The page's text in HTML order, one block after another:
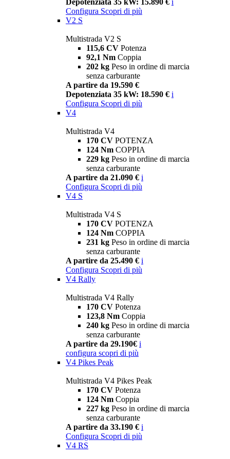
Depotenziata 35 kW: 15.890 € i
Configura Scopri di più
V2 S
Multistrada V2 S
115,6 CV Potenza
92,1 Nm Coppia
202 kg Peso in ordine di marcia
senza carburante
A partire da 19.590 €
Depotenziata 35 kW: 18.590 € i
Configura Scopri di più
V4
Multistrada V4
170 CV POTENZA
124 Nm COPPIA
229 kg Peso in ordine di marcia
senza carburante
A partire da 21.090 € i
Configura Scopri di più
V4 S
Multistrada V4 S
170 CV POTENZA
124 Nm COPPIA
231 kg Peso in ordine di marcia
senza carburante
A partire da 25.490 € i
Configura Scopri di più
V4 Rally
Multistrada V4 Rally
170 CV Potenza
123,8 Nm Coppia
240 kg Peso in ordine di marcia
senza carburante
A partire da 29.190€ i
configura scopri di più
V4 Pikes Peak
Multistrada V4 Pikes Peak
170 CV Potenza
124 Nm Coppia
227 kg Peso in ordine di marcia
senza carburante
A partire da 33.190 € i
Configura Scopri di più
V4 RS